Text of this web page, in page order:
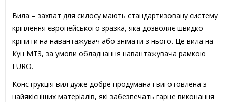
Вила – захват для силосу мають стандартизовану систему
кріплення європейського зразка, яка дозволяє швидко
кріпити на навантажувач або знімати з нього. Це вила на
Кун МТЗ, за умови обладнання навантажувача рамкою
EURO.
Конструкція вил дуже добре продумана і виготовлена ​​з
найякісніших матеріалів, які забезпечать гарне виконання